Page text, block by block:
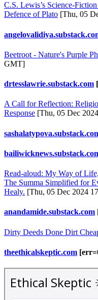
C.S. Lewis’s Science-
Defence of Plato [Thu, 05
Beetroot - Nature's Purple
GMT]
drtesslawrie.substack.com
A Call for Reflection:
Response [Thu, 05 Dec
Read-aloud: My Way of
The Summa Simplified for
Healy. [Thu, 05 Dec 2024
anandamide.substack.com
Dirty Deeds Done Dirt
theethicalskeptic.com